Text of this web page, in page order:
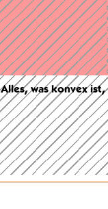
Alles, was konvex